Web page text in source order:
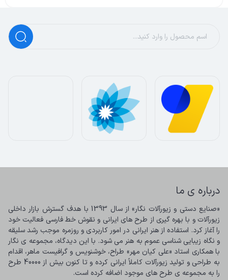
درباره ی ما
را به مجموعه ی طرح های موجود اضافه کرده است.